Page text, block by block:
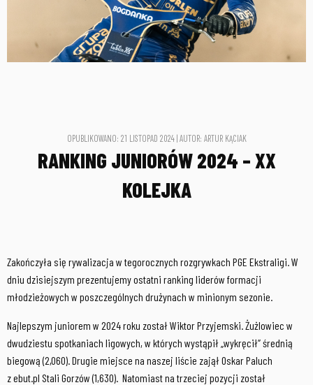
OPUBLIKOWANO: 21 LISTOPAD 2024 | AUTOR: ARTUR KĄCIAK
RANKING JUNIORÓW 2024 – XX
KOLEJKA
Zakończyła się rywalizacja w tegorocznych rozgrywkach PGE Ekstraligi. W
dniu dzisiejszym prezentujemy ostatni ranking liderów formacji
młodzieżowych w poszczególnych drużynach w minionym sezonie.
Najlepszym juniorem w 2024 roku został Wiktor Przyjemski. Żużlowiec w
dwudziestu spotkaniach ligowych, w których wystąpił „wykręcił” średnią
biegową (2,060). Drugie miejsce na naszej liście zajął Oskar Paluch
z ebut.pl Stali Gorzów (1,630). Natomiast na trzeciej pozycji został